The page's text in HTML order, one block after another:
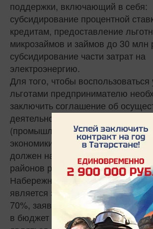
поддержки, включающий в себя:
субсидирование процентной
кредитам, предоставление
микрозаймов и займов до 30 млн
субсидирование части затрат на
электроэнергию.
Для того, чтобы
льготами предпринимателю
заключить соглашение об
деятельности на территории
(промышленного) парка с
экономики РТ. При этом сам парк
должен находиться в одном из
районов республики за
Набережных Челнов. Критерием
является заполняемость
70%, заявитель должен платить
в бюджет Татарстана и на дату